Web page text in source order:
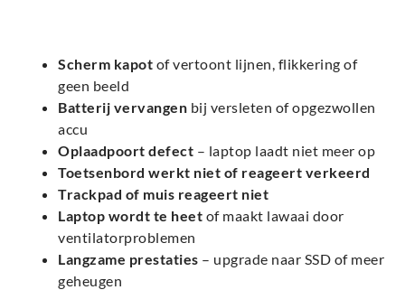
Scherm kapot of vertoont lijnen, flikkering of
geen beeld
Batterij vervangen bij versleten of opgezwollen
accu
Oplaadpoort defect – laptop laadt niet meer op
Toetsenbord werkt niet of reageert verkeerd
Trackpad of muis reageert niet
Laptop wordt te heet of maakt lawaai door
ventilatorproblemen
Langzame prestaties – upgrade naar SSD of meer
geheugen